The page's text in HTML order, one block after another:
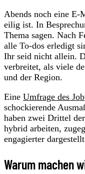
Abends noch eine E-
eilig ist. In
Thema sagen. Nach
alle To-dos erledigt
Ihr seid nicht allein.
verbreitet, als viele
und der Region.
Eine Umfrage des
schockierende
haben zwei Drittel
hybrid arbeiten,
engagierter
Warum machen